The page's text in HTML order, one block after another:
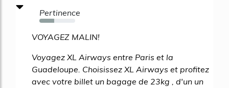
Pertinence
41%
VOYAGEZ MALIN!
Voyagez XL Airways entre Paris et la
Guadeloupe. Choisissez XL Airways et profitez
avec votre billet un bagage de 23kg , d'un un